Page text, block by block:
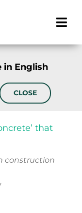
in English
CLOSE
that
construction